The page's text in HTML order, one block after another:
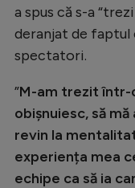
Tenis
a spus că s-a
deranjat de faptul
spectatori.
”M-am trezit într-
obișnuiesc, să
revin la
experiența mea
echipe ca să ia